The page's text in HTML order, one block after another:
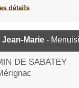
détails
Jean-Marie -
DE SABATEY